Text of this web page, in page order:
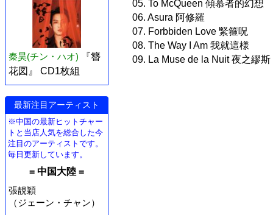
秦昊(チン・ハオ)
『簪
花図』 CD1枚組
最新注目アーティスト
※中国の最新ヒットチャー
トと当店人気を総合した今
注目のアーティストです。
毎日更新しています。
= 中国大陸 =
張靚穎
（ジェーン・チャン）
05. To McQueen 傾慕者的幻想
06. Asura 阿修羅
07. Forbbiden Love 緊箍呪
08. The Way I Am 我就這様
09. La Muse de la Nuit 夜之繆斯